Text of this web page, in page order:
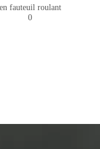
en fauteuil roulant
0